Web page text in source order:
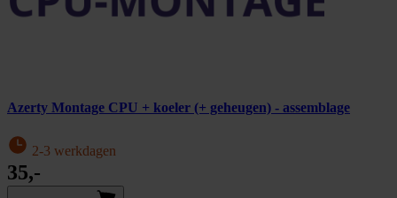
Azerty Montage CPU + koeler (+ geheugen) - assemblage
2-3 werkdagen
35,-